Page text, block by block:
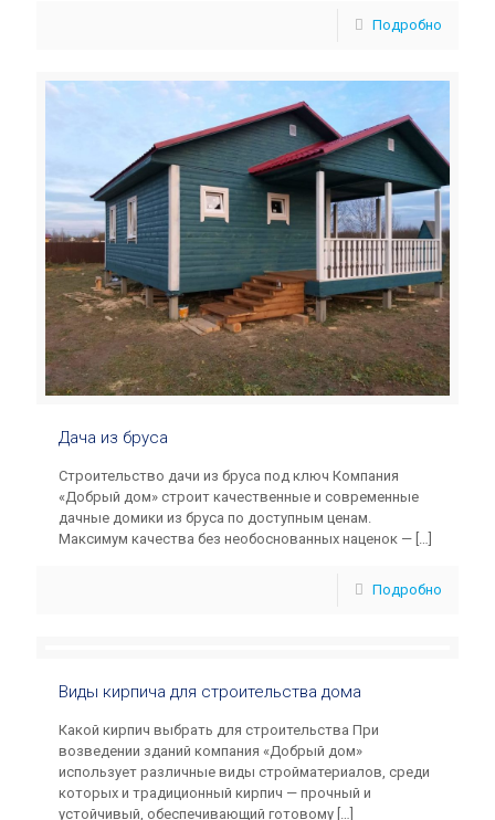
Подробно
Дача из бруса
Строительство дачи из бруса под ключ Компания
«Добрый дом» строит качественные и современные
дачные домики из бруса по доступным ценам.
Максимум качества без необоснованных наценок — […]
Подробно
Виды кирпича для строительства дома
Какой кирпич выбрать для строительства При
возведении зданий компания «Добрый дом»
использует различные виды стройматериалов, среди
которых и традиционный кирпич — прочный и
устойчивый, обеспечивающий готовому […]